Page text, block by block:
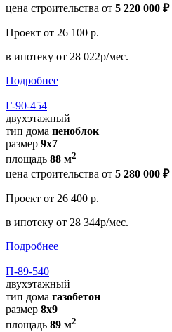
цена строительства от 5 220 000 ₽
Проект от 26 100 р.
в ипотеку от 28 022р/мес.
Подробнее
Г-90-454
двухэтажный
тип дома пеноблок
размер 9х7
площадь 88 м2
цена строительства от 5 280 000 ₽
Проект от 26 400 р.
в ипотеку от 28 344р/мес.
Подробнее
П-89-540
двухэтажный
тип дома газобетон
размер 8х9
площадь 89 м2